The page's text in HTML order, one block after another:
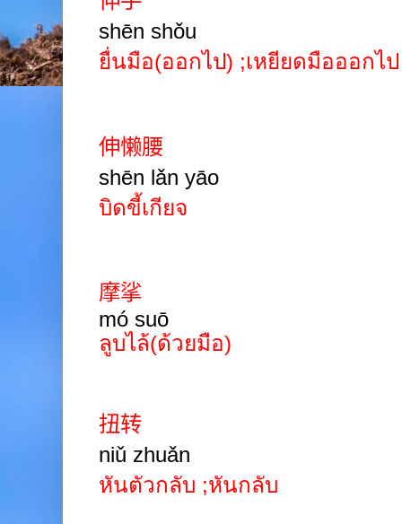
shēn shǒu
ยื่นมือ(ออกไป) ;เหยียดมือออกไป
伸懒腰
shēn lǎn yāo
บิดขี้เกียจ
摩挲
mó suō
ลูบไล้(ด้วยมือ)
扭转
niǔ zhuǎn
หันตัวกลับ ;หันกลับ